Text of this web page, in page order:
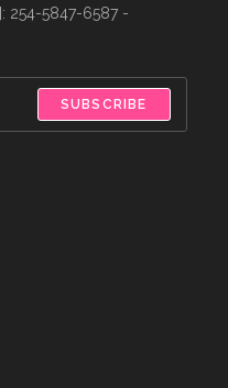
: 254-5847-6587 -
SUBSCRIBE